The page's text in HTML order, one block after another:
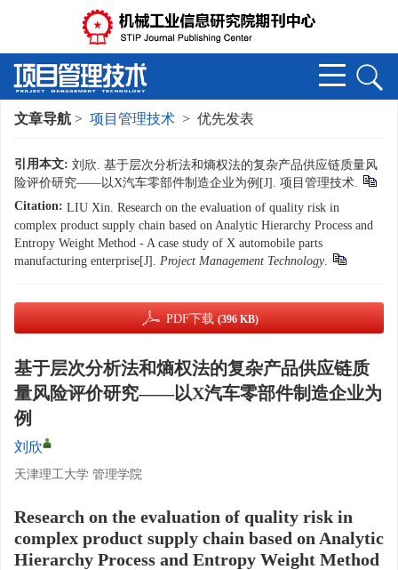
文章导航 > 项目管理技术 > 优先发表
引用本文: 刘欣. 基于层次分析法和熵权法的复杂产品供应链质量风
险评价研究——以X汽车零部件制造企业为例[J]. 项目管理技术.
Citation: LIU Xin. Research on the evaluation of quality risk in
complex product supply chain based on Analytic Hierarchy Process and
Entropy Weight Method - A case study of X automobile parts
manufacturing enterprise[J]. Project Management Technology.
PDF下载 (396 KB)
基于层次分析法和熵权法的复杂产品供应链质
量风险评价研究——以X汽车零部件制造企业为
例
刘欣
天津理工大学 管理学院
Research on the evaluation of quality risk in
complex product supply chain based on Analytic
Hierarchy Process and Entropy Weight Method